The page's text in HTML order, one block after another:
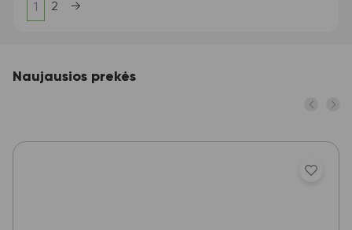
1 2 →
Naujausios prekės